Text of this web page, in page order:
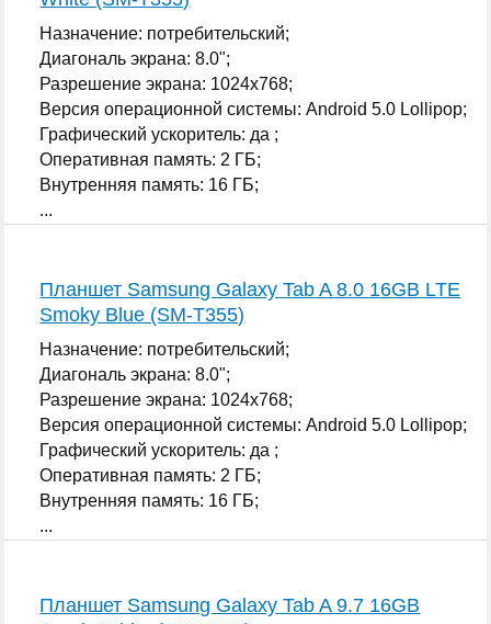
Назначение: потребительский;
Диагональ экрана: 8.0";
Разрешение экрана: 1024x768;
Версия операционной системы: Android 5.0 Lollipop;
Графический ускоритель: да ;
Оперативная память: 2 ГБ;
Внутренняя память: 16 ГБ;
...
Планшет Samsung Galaxy Tab A 8.0 16GB LTE
Smoky Blue (SM-T355)
Назначение: потребительский;
Диагональ экрана: 8.0";
Разрешение экрана: 1024x768;
Версия операционной системы: Android 5.0 Lollipop;
Графический ускоритель: да ;
Оперативная память: 2 ГБ;
Внутренняя память: 16 ГБ;
...
Планшет Samsung Galaxy Tab A 9.7 16GB